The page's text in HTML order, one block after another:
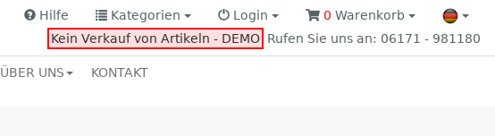
Hilfe Kategorien Login 0 Warenkorb
Kein Verkauf von Artikeln - DEMO Rufen Sie uns an: 06171 - 981180
ÜBER UNS KONTAKT